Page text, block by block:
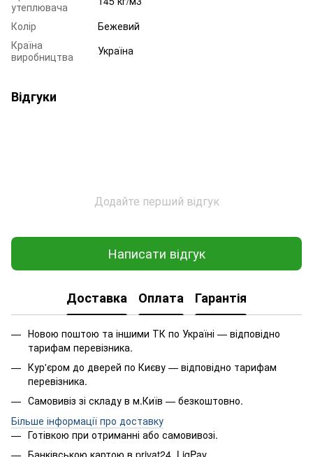
утеплювача
Колір
Бежевий
Країна
виробництва
Україна
Відгуки
Додайте перший відгук
Написати відгук
Доставка Оплата Гарантія
Новою поштою та іншими ТК по Україні — відповідно
тарифам перевізника.
Кур'єром до дверей по Києву — відповідно тарифам
перевізника.
Самовивіз зі складу в м.Київ — безкоштовно.
Більше інформації про доставку
Готівкою при отриманні або самовивозі.